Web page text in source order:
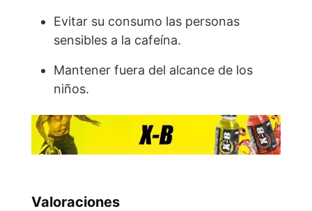
Evitar su consumo las personas
sensibles a la cafeína.
Mantener fuera del alcance de los
niños.
Valoraciones